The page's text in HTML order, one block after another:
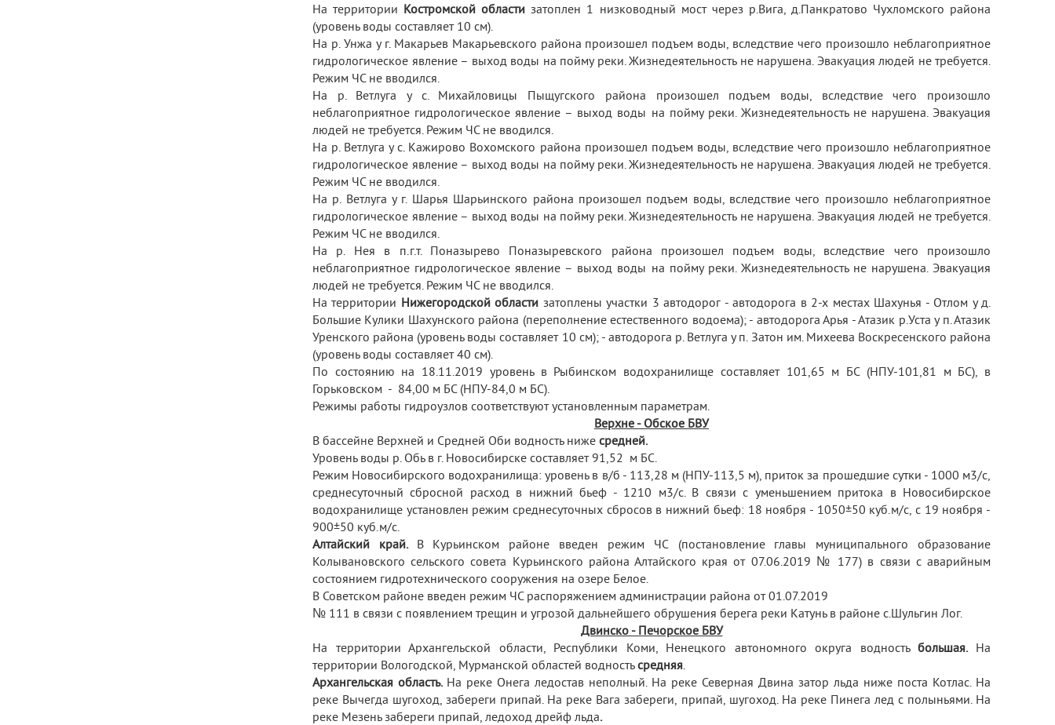
На территории Костромской областизатоплен 1 низководный мост через р.Вига, д.Панкратово Чухломского района
(уровень воды составляет 10 см).
На р. Унжа у г. Макарьев Макарьевского района произошел подъем воды, вследствие чего произошло неблагоприятное
гидрологическое явление – выход воды на пойму реки. Жизнедеятельность не нарушена. Эвакуация людей не требуется.
Режим ЧС не вводился.
На р. Ветлуга у с. Михайловицы Пыщугского района произошел подъем воды, вследствие чего произошло
неблагоприятное гидрологическое явление – выход воды на пойму реки. Жизнедеятельность не нарушена. Эвакуация
людей не требуется. Режим ЧС не вводился.
На р. Ветлуга у с. Кажирово Вохомского района произошел подъем воды, вследствие чего произошло неблагоприятное
гидрологическое явление – выход воды на пойму реки. Жизнедеятельность не нарушена. Эвакуация людей не требуется.
Режим ЧС не вводился.
На р. Ветлуга у г. Шарья Шарьинского района произошел подъем воды, вследствие чего произошло неблагоприятное
гидрологическое явление – выход воды на пойму реки. Жизнедеятельность не нарушена. Эвакуация людей не требуется.
Режим ЧС не вводился.
На р. Нея в п.г.т. Поназырево Поназыревского района произошел подъем воды, вследствие чего произошло
неблагоприятное гидрологическое явление – выход воды на пойму реки. Жизнедеятельность не нарушена. Эвакуация
людей не требуется. Режим ЧС не вводился.
На территории Нижегородской области затоплены участки 3 автодорог - автодорога в 2-х местах Шахунья - Отлом у д.
Большие Кулики Шахунского района (переполнение естественного водоема); - автодорога Арья - Атазик р.Уста у п. Атазик
Уренского района (уровень воды составляет 10 см); - автодорога р. Ветлуга у п. Затон им. Михеева Воскресенского района
(уровень воды составляет 40 см).
По состоянию на 18.11.2019 уровень в Рыбинском водохранилище составляет 101,65 м БС (НПУ-101,81 м БС), в
Горьковском - 84,00 м БС (НПУ-84,0 м БС).
Режимы работы гидроузлов соответствуют установленным параметрам.
Верхне - Обское БВУ
В бассейне Верхней и Средней Оби водность ниже средней.
Уровень воды р. Обь в г. Новосибирске составляет 91,52 м БС.
Режим Новосибирского водохранилища: уровень в в/б - 113,28 м (НПУ-113,5 м), приток за прошедшие сутки - 1000 м3/с,
среднесуточный сбросной расход в нижний бьеф - 1210 м3/с. В связи с уменьшением притока в Новосибирское
водохранилище установлен режим среднесуточных сбросов в нижний бьеф: 18 ноября - 1050±50 куб.м/с, с 19 ноября -
900±50 куб.м/с.
Алтайский край.
В Курьинском районе введен режим ЧС
(постановление главы муниципального образование
Колывановского сельского совета Курьинского района Алтайского края от 07.06.2019 № 177) в связи с аварийным
состоянием гидротехнического сооружения на озере Белое.
В Советском районе введен режим ЧС распоряжением администрации района от 01.07.2019
№ 111 в связи с появлением трещин и угрозой дальнейшего обрушения берега реки Катунь в районе с.Шульгин Лог.
Двинско - Печорское БВУ
На территории Архангельской области, Республики Коми, Ненецкого автономного округа водностьбольшая. На
территории Вологодской, Мурманской областей водностьсредняя.
Архангельская область. На реке Онега ледостав неполный. На реке Северная Двина затор льда ниже поста Котлас. На
реке Вычегда шугоход, забереги припай. На реке Вага забереги, припай, шугоход. На реке Пинега лед с полыньями. На
реке Мезень забереги припай, ледоход дрейф льда.